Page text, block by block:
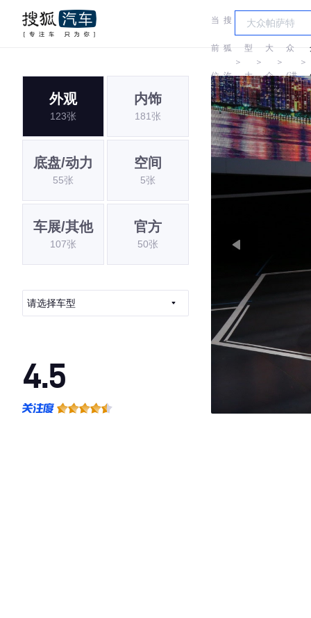
当
前
位
置:
搜
狐
汽
车
＞
车
型
大
全
＞
大
众
＞
大
众
(进
口)
＞
外观
123张
内饰
181张
底盘/动力
55张
空间
5张
车展/其他
107张
官方
50张
请选择车型
4.5